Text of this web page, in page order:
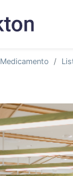
Medicamento